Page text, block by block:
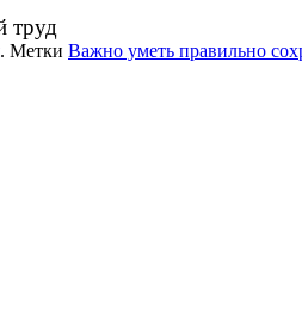
труд
. Метки Важно уметь правильно